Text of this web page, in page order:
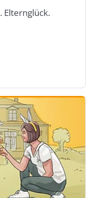
Elternglück.